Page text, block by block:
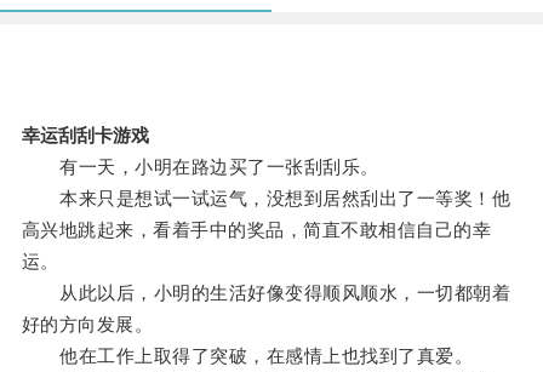
幸运刮刮卡游戏
有一天，小明在路边买了一张刮刮乐。
本来只是想试一试运气，没想到居然刮出了一等奖！他
高兴地跳起来，看着手中的奖品，简直不敢相信自己的幸
运。
从此以后，小明的生活好像变得顺风顺水，一切都朝着
好的方向发展。
他在工作上取得了突破，在感情上也找到了真爱。